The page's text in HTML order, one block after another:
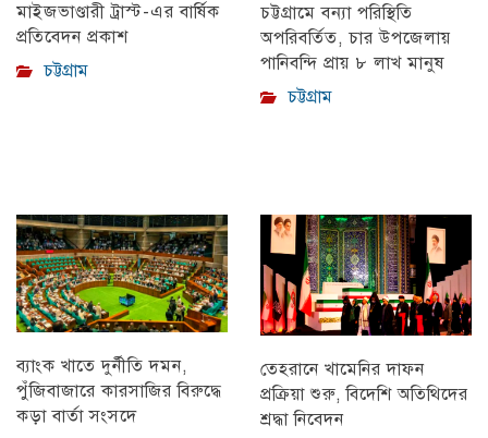
মাইজভাণ্ডারী ট্রাস্ট-এর বার্ষিক
প্রতিবেদন প্রকাশ
চট্টগ্রাম
চট্টগ্রামে বন্যা পরিস্থিতি
অপরিবর্তিত, চার উপজেলায়
পানিবন্দি প্রায় ৮ লাখ মানুষ
চট্টগ্রাম
ব্যাংক খাতে দুর্নীতি দমন,
পুঁজিবাজারে কারসাজির বিরুদ্ধে
কড়া বার্তা সংসদে
তেহরানে খামেনির দাফন
প্রক্রিয়া শুরু, বিদেশি অতিথিদের
শ্রদ্ধা নিবেদন